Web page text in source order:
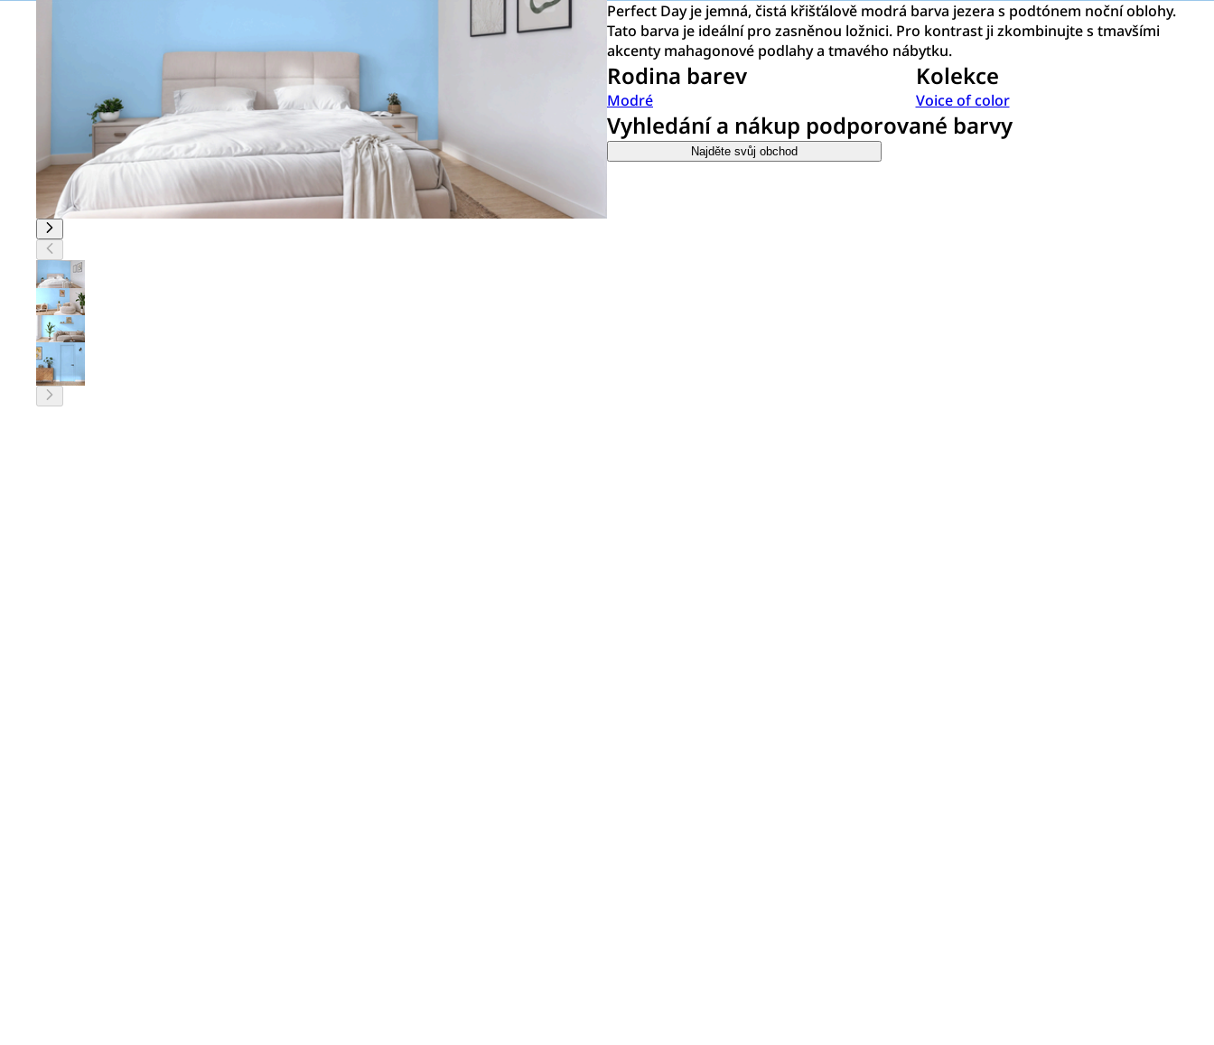
Perfect Day je jemná, čistá křišťálově modrá barva jezera s podtónem noční oblohy.
Tato barva je ideální pro zasněnou ložnici. Pro kontrast ji zkombinujte s tmavšími
akcenty mahagonové podlahy a tmavého nábytku.
Rodina barev
Modré
Kolekce
Voice of color
Vyhledání a nákup podporované barvy
Najděte svůj obchod